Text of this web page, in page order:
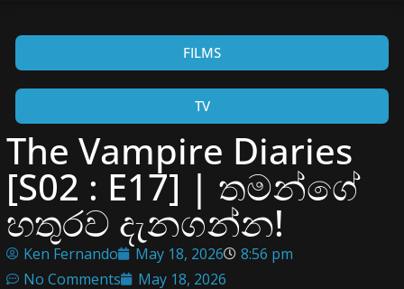
FILMS
TV
The Vampire Diaries
[S02 : E17] | තමන්ගේ
හතුරව දැනගන්න!
Ken Fernando May 18, 2026
8:56 pm
No Comments
May 18, 2026